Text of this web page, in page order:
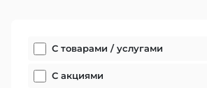
С товарами / услугами
С акциями